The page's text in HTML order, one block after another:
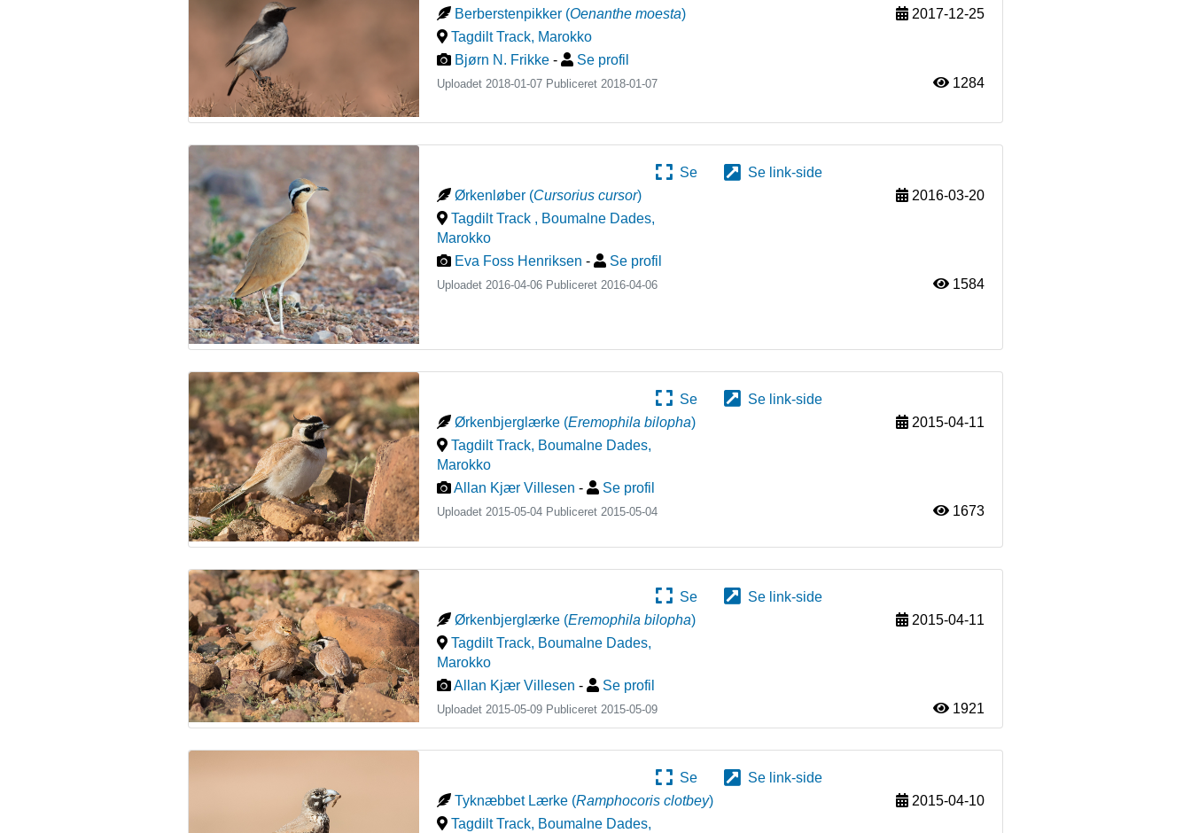
Berberstenpikker (Oenanthe moesta)
2017-12-25
Tagdilt Track, Marokko
Bjørn N. Frikke - Se profil
Uploadet 2018-01-07 Publiceret2018-01-07 1284
Se
Se link-side
Ørkenløber (Cursorius cursor)
2016-03-20
Tagdilt Track , Boumalne Dades,
Marokko
Eva Foss Henriksen - Se profil
Uploadet 2016-04-06 Publiceret2016-04-06 1584
Se
Se link-side
Ørkenbjerglærke (Eremophila bilopha)
2015-04-11
Tagdilt Track, Boumalne Dades,
Marokko
Allan Kjær Villesen - Se profil
Uploadet 2015-05-04 Publiceret 2015-05-04 1673
Se
Se link-side
Ørkenbjerglærke (Eremophila bilopha)
2015-04-11
Tagdilt Track, Boumalne Dades,
Marokko
Allan Kjær Villesen - Se profil
Uploadet 2015-05-09 Publiceret 2015-05-09 1921
Se
Se link-side
Tyknæbbet Lærke (Ramphocoris clotbey)
2015-04-10
Tagdilt Track, Boumalne Dades,